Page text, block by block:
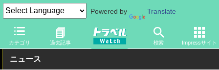
Powered by Translate
カテゴリ 過去記事 検索 Impressサイト
トラベル Watch 旅の情報 セール
ニュース